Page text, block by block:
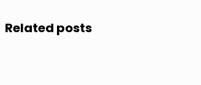
Related posts